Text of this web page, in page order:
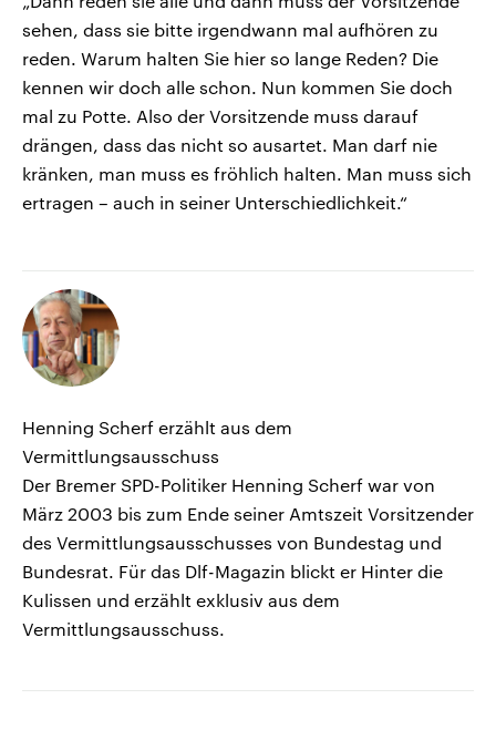
sehen, dass sie bitte irgendwann mal aufhören zu
reden. Warum halten Sie hier so lange Reden? Die
kennen wir doch alle schon. Nun kommen Sie doch
mal zu Potte. Also der Vorsitzende muss darauf
drängen, dass das nicht so ausartet. Man darf nie
kränken, man muss es fröhlich halten. Man muss sich
ertragen – auch in seiner Unterschiedlichkeit.“
Henning Scherf erzählt aus dem
Vermittlungsausschuss
Der Bremer SPD-Politiker Henning Scherf war von
März 2003 bis zum Ende seiner Amtszeit Vorsitzender
des Vermittlungsausschusses von Bundestag und
Bundesrat. Für das Dlf-Magazin blickt er Hinter die
Kulissen und erzählt exklusiv aus dem
Vermittlungsausschuss.